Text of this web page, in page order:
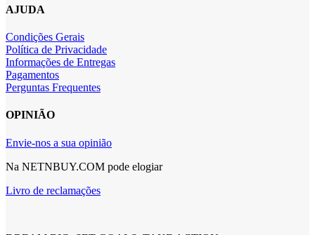
AJUDA
Condições Gerais
Política de Privacidade
Informações de Entregas
Pagamentos
Perguntas Frequentes
OPINIÃO
Envie-nos a sua opinião
Na NETNBUY.COM pode elogiar
Livro de reclamações